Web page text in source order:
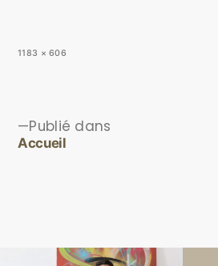
1183 × 606
Publié dans
Accueil